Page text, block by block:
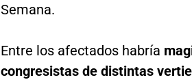
Semana.
Entre los afectados habría
congresistas de distintas